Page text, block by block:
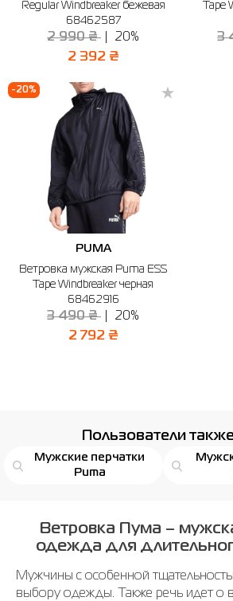
Regular Windbreaker бежевая
68462587
2 990 ₴ 20%
2 392 ₴
Tape
3
-20%
PUMA
Ветровка мужская Puma ESS
Tape Windbreaker черная
68462916
3 490 ₴ 20%
2 792 ₴
Пользователи
Мужские перчатки
Puma
Ветровка Пума –
одежда для
Мужчины с особенной
выбору одежды. Также речь идет о